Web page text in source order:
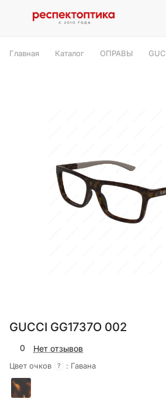
Главная Каталог ОПРАВЫ
GUCCI GG1737O 002
0 Нет отзывов
Цвет очков ? : Гавана